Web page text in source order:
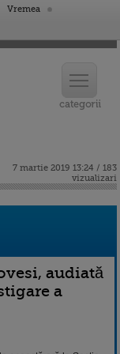
Vremea
7 martie 2019 13:24 / 183
vizualizari
audiată
a